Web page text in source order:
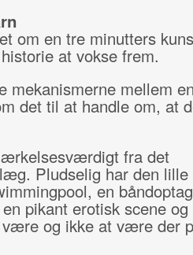
om en tre minutters
at vokse frem.
mekanismerne mellem
det til at handle om, at
fra det
Pludselig har den
en
pikant erotisk scene
og ikke at være der